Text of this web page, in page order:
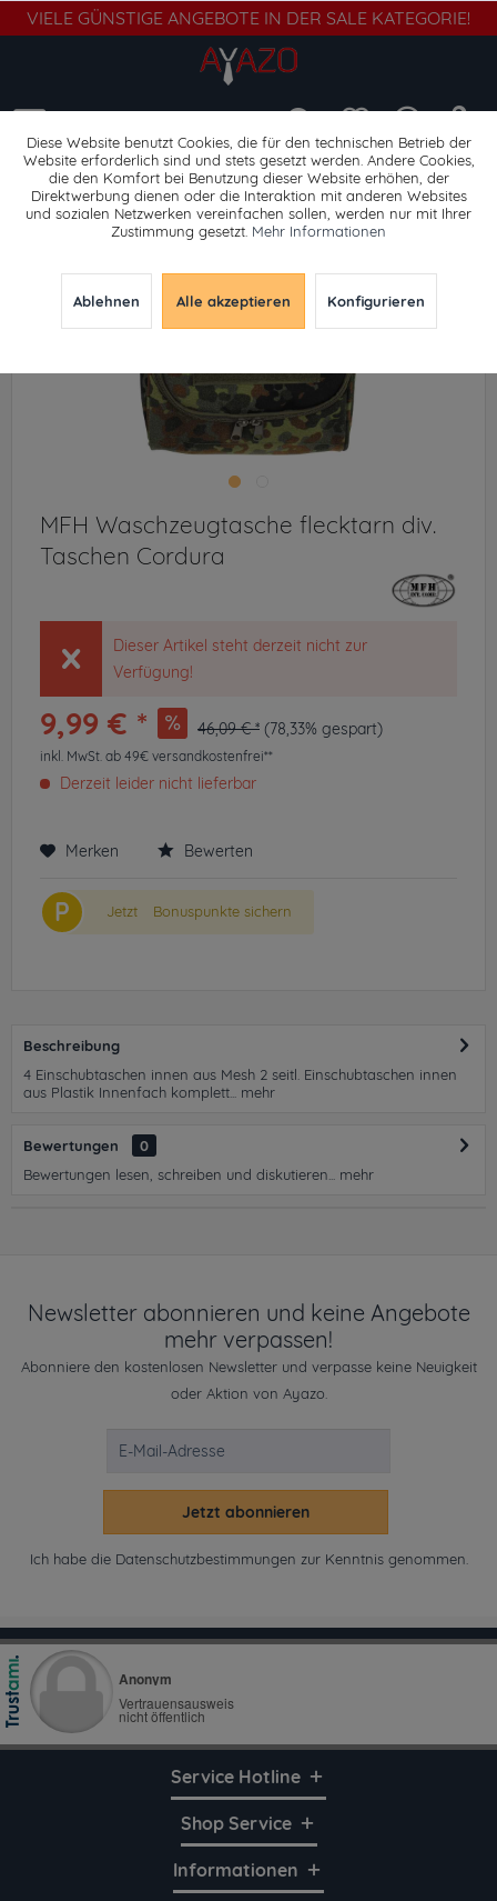
VIELE GÜNSTIGE ANGEBOTE IN DER SALE KATEGORIE!
Umhängetaschen
MFH Waschzeugtasche flecktarn div.
Taschen Cordura
Dieser Artikel steht derzeit nicht zur
Verfügung!
9,99 € * 46,09 € * (78,33% gespart)
inkl. MwSt. ab 49€ versandkostenfrei**
Derzeit leider nicht lieferbar
Merken Bewerten
P Jetzt Bonuspunkte sichern
Beschreibung
4 Einschubtaschen innen aus Mesh 2 seitl. Einschubtaschen innen
aus Plastik Innenfach komplett...
mehr
Bewertungen
0
Bewertungen lesen, schreiben und diskutieren...
mehr
Newsletter abonnieren und keine Angebote
mehr verpassen!
Abonniere den kostenlosen Newsletter und verpasse keine Neuigkeit
oder Aktion von Ayazo.
Jetzt abonnieren
Ich habe die Datenschutzbestimmungen zur Kenntnis genommen.
Service Hotline
Shop Service
Informationen
Diese Website benutzt Cookies, die für den technischen Betrieb der
Website erforderlich sind und stets gesetzt werden. Andere Cookies,
die den Komfort bei Benutzung dieser Website erhöhen, der
Direktwerbung dienen oder die Interaktion mit anderen Websites
und sozialen Netzwerken vereinfachen sollen, werden nur mit Ihrer
Zustimmung gesetzt. Mehr Informationen
Ablehnen Alle akzeptieren Konfigurieren